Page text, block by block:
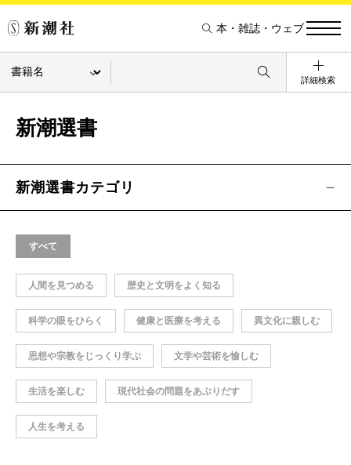
本・雑誌・ウェブ
詳細検索
新潮選書
新潮選書カテゴリ
すべて
人間を見つめる 歴史と文明をよく知る
科学の眼をひらく 健康と医療を考える 異文化に親しむ
思想や宗教をじっくり学ぶ 文学や芸術を愉しむ
生活を楽しむ 現代社会の問題をあぶりだす
人生を考える